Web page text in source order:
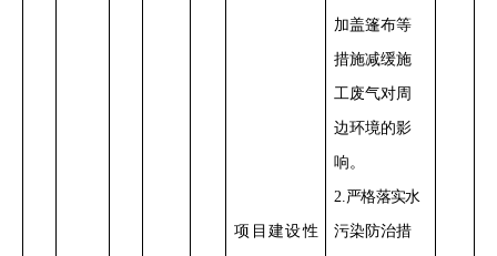
项目 建设性
加盖篷布等
措施减缓施
工废气对周
边环境的影
响。
2.严格落实水
污染防治措